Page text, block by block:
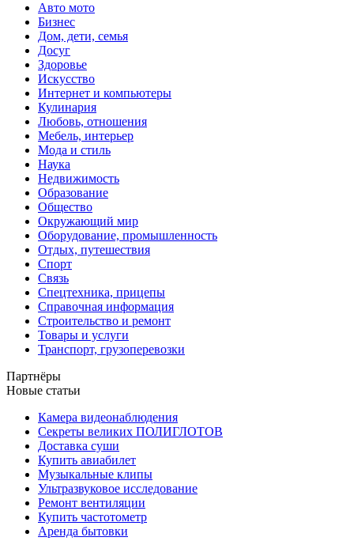
Авто мото
Бизнес
Дом, дети, семья
Досуг
Здоровье
Искусство
Интернет и компьютеры
Кулинария
Любовь, отношения
Мебель, интерьер
Мода и стиль
Наука
Недвижимость
Образование
Общество
Окружающий мир
Оборудование, промышленность
Отдых, путешествия
Спорт
Связь
Спецтехника, прицепы
Справочная информация
Строительство и ремонт
Товары и услуги
Транспорт, грузоперевозки
Партнёры
Новые статьи
Камера видеонаблюдения
Секреты великих ПОЛИГЛОТОВ
Доставка суши
Купить авиабилет
Музыкальные клипы
Ультразвуковое исследование
Ремонт вентиляции
Купить частотометр
Аренда бытовки